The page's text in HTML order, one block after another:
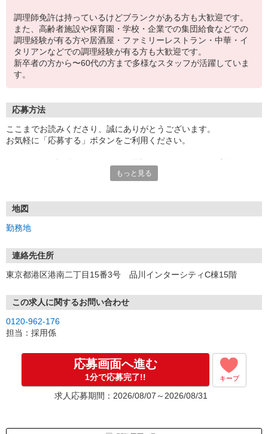
調理師免許は持っているけどブランクがある方も大歓迎です。
また、高齢者施設や保育園・学校・企業での集団給食などでの
調理経験が有る方や居酒屋・ファミリーレストラン・中華・イ
タリアンなどでの調理経験が有る方も大歓迎です。
新卒者の方から〜60代の方まで多様なスタッフが活躍していま
す。
応募方法
ここまでお読みくださり、誠にありがとうございます。
お気軽に「応募する」ボタンをご利用ください。
お電話の際は「イーアイデムを見た」と伝えるとスムーズです。
もっと見る
地図
勤務地
連絡先住所
東京都港区港南二丁目15番3号 品川インターシティC棟15階
この求人に関するお問い合わせ
0120-962-176
担当：採用係
応募画面へ進む
1分で応募完了!! キープ
求人応募期間：2026/08/07～2026/08/31